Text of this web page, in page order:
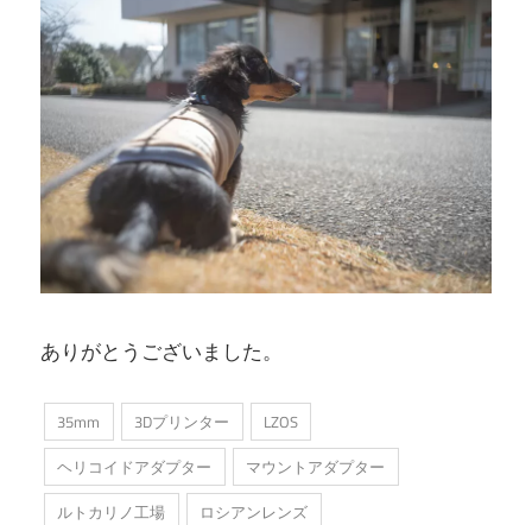
ありがとうございました。
35mm 3Dプリンター
LZOS
ヘリコイドアダプター
マウントアダプター
ルトカリノ工場
ロシアンレンズ